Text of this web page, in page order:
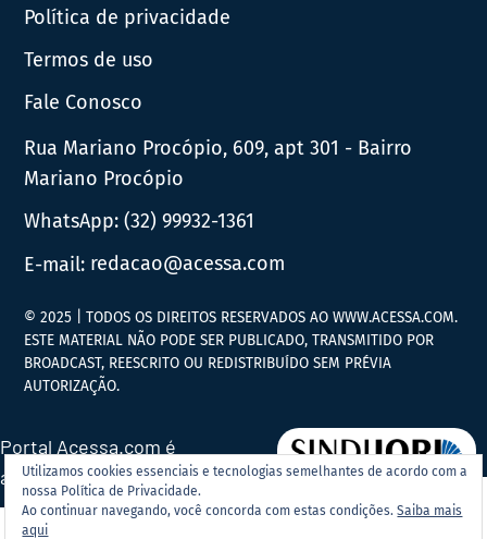
Política de privacidade
Termos de uso
Fale Conosco
Rua Mariano Procópio, 609, apt 301 - Bairro
Mariano Procópio
WhatsApp:(32) 99932-1361
E-mail: redacao@acessa.com
Utilizamos cookies essenciais e tecnologias semelhantes de acordo com a
nossa Política de Privacidade.
Ao continuar navegando, você concorda com estas condições.Saiba mais
aqui
© 2025 | TODOS OS DIREITOS RESERVADOS AO WWW.ACESSA.COM.
ESTE MATERIAL NÃO PODE SER PUBLICADO, TRANSMITIDO POR
BROADCAST, REESCRITO OU REDISTRIBUÍDO SEM PRÉVIA
AUTORIZAÇÃO.
Portal Acessa.com é
associado ao